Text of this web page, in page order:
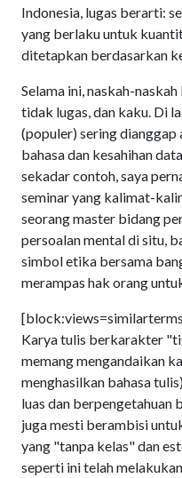
Indonesia, lugas berarti:
yang berlaku untuk
ditetapkan berdasarkan
Selama ini, naskah-
tidak lugas, dan kaku. Di
(populer) sering
bahasa dan kesahihan
sekadar contoh, saya
seminar yang kalimat-
seorang master bidang
persoalan mental di situ,
simbol etika bersama
merampas hak orang
Karya tulis berkarakter
memang mengandaikan
menghasilkan bahasa
luas dan berpengetahuan
juga mesti berambisi
yang "tanpa kelas" dan
seperti ini telah